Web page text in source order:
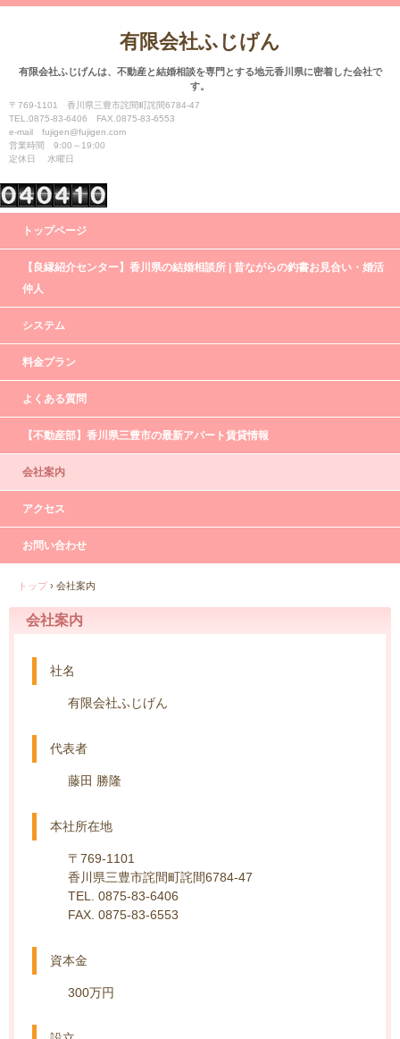
有限会社ふじげん
有限会社ふじげんは、不動産と結婚相談を専門とする地元香川県に密着した会社で
す。
〒769-1101 香川県三豊市詫間町詫間6784-47
TEL.0875-83-6406 FAX.0875-83-6553
e-mail fujigen@fujigen.com
営業時間 9:00～19:00
定休日 水曜日
トップページ
【良縁紹介センター】香川県の結婚相談所 | 昔ながらの釣書お見合い・婚活
仲人
システム
料金プラン
よくある質問
【不動産部】香川県三豊市の最新アパート賃貸情報
会社案内
アクセス
お問い合わせ
トップ › 会社案内
会社案内
社名
有限会社ふじげん
代表者
藤田 勝隆
本社所在地
〒769-1101
香川県三豊市詫間町詫間6784-47
TEL. 0875-83-6406
FAX. 0875-83-6553
資本金
300万円